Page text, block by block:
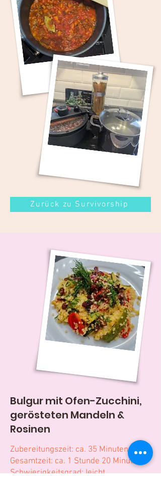
Zurück zu Survivorship
Bulgur mit Ofen-Zucchini,
gerösteten Mandeln &
Rosinen
Zubereitungszeit: ca. 35 Minuten
Gesamtzeit: ca. 1 Stunde 20 Minuten
Schwierigkeitsgrad: leicht